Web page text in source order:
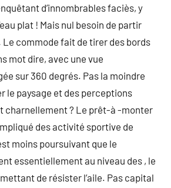
d’innombrables faciès, y
plat ! Mais nul besoin de partir
commode fait de tirer des bords
mot dire, avec une vue
sur 360 degrés. Pas la moindre
le paysage et des perceptions
charnellement ? Le prêt-à -monter
des activité sportive de
moins poursuivant que le
essentiellement au niveau des , le
de résister l’aile. Pas capital